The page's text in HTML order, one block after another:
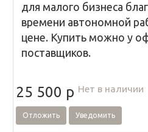
для малого бизнеса
времени автономной
цене. Купить можно у
поставщиков.
25 500 p Нет в наличии
Отложить Уведомить